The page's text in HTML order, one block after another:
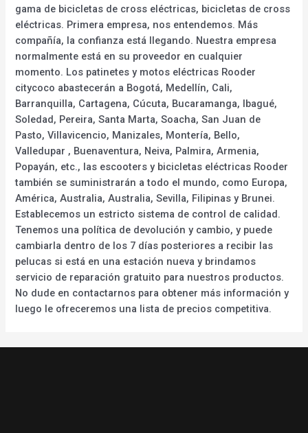
gama de bicicletas de cross eléctricas, bicicletas de cross
eléctricas. Primera empresa, nos entendemos. Más
compañía, la confianza está llegando. Nuestra empresa
normalmente está en su proveedor en cualquier
momento. Los patinetes y motos eléctricas Rooder
citycoco abastecerán a Bogotá, Medellín, Cali,
Barranquilla, Cartagena, Cúcuta, Bucaramanga, Ibagué,
Soledad, Pereira, Santa Marta, Soacha, San Juan de
Pasto, Villavicencio, Manizales, Montería, Bello,
Valledupar , Buenaventura, Neiva, Palmira, Armenia,
Popayán, etc., las escooters y bicicletas eléctricas Rooder
también se suministrarán a todo el mundo, como Europa,
América, Australia, Australia, Sevilla, Filipinas y Brunei.
Establecemos un estricto sistema de control de calidad.
Tenemos una política de devolución y cambio, y puede
cambiarla dentro de los 7 días posteriores a recibir las
pelucas si está en una estación nueva y brindamos
servicio de reparación gratuito para nuestros productos.
No dude en contactarnos para obtener más información y
luego le ofreceremos una lista de precios competitiva.